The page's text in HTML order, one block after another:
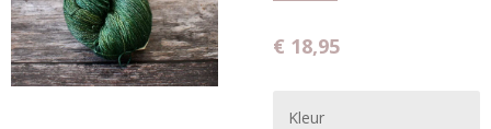
€ 18,95
Kleur